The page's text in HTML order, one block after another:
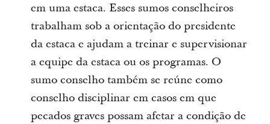
em uma estaca. Esses sumos conselheiros
trabalham sob a orientação do presidente
da estaca e ajudam a treinar e supervisionar
a equipe da estaca ou os programas. O
sumo conselho também se reúne como
conselho disciplinar em casos em que
pecados graves possam afetar a condição de